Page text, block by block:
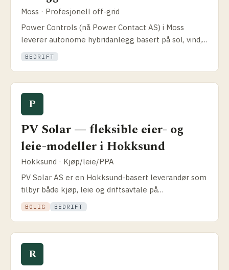
Moss · Profesjonell off-grid
Power Controls (nå Power Contact AS) i Moss
leverer autonome hybrid­anlegg basert på sol, vind,
aggregat og brenselceller for det profesjonelle
markedet.
BEDRIFT
P
PV Solar — fleksible eier- og
leie-modeller i Hokksund
Hokksund · Kjøp/leie/PPA
PV Solar AS er en Hokksund-basert leverandør som
tilbyr både kjøp, leie og drifts­avtale på
solcelleanlegg. Samarbeider med takentreprenører
og elektrikere.
BOLIG BEDRIFT
R